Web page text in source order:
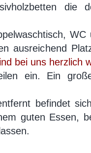
die
ausreichend
ein. Ein
befindet
guten Essen,